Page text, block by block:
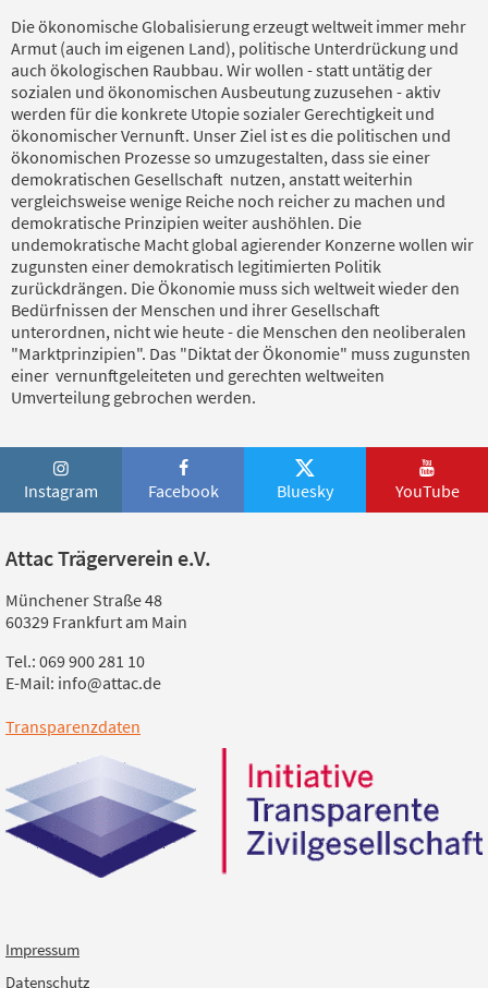
Die ökonomische Globalisierung erzeugt weltweit immer mehr
Armut (auch im eigenen Land), politische Unterdrückung und
auch ökologischen Raubbau. Wir wollen - statt untätig der
sozialen und ökonomischen Ausbeutung zuzusehen - aktiv
werden für die konkrete Utopie sozialer Gerechtigkeit und
ökonomischer Vernunft. Unser Ziel ist es die politischen und
ökonomischen Prozesse so umzugestalten, dass sie einer
demokratischen Gesellschaft nutzen, anstatt weiterhin
vergleichsweise wenige Reiche noch reicher zu machen und
demokratische Prinzipien weiter aushöhlen. Die
undemokratische Macht global agierender Konzerne wollen wir
zugunsten einer demokratisch legitimierten Politik
zurückdrängen. Die Ökonomie muss sich weltweit wieder den
Bedürfnissen der Menschen und ihrer Gesellschaft
unterordnen, nicht wie heute - die Menschen den neoliberalen
"Marktprinzipien". Das "Diktat der Ökonomie" muss zugunsten
einer vernunftgeleiteten und gerechten weltweiten
Umverteilung gebrochen werden.
Instagram Facebook Bluesky YouTube
Attac Trägerverein e.V.
Münchener Straße 48
60329 Frankfurt am Main
Tel.: 069 900 281 10
E-Mail: info@attac.de
Transparenzdaten
Impressum
Datenschutz